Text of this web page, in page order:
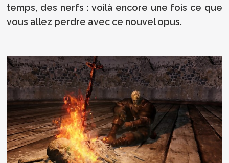
temps, des nerfs : voilà encore une fois ce que
vous allez perdre avec ce nouvel opus.